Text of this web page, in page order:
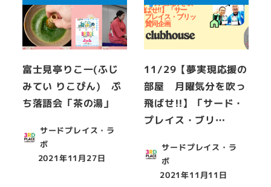
富士見亭りこ一(ふじ
みてい りこぴん) ぷ
ち落語会「茶の湯」
サードプレイス・ラ
ボ
投稿日
2021年11月27日
11/29【夢実現応援の
部屋 月曜気分を吹っ
飛ばせ!!】「サード・
プレイス・ブリ…
サードプレイス・ラ
ボ
投稿日
2021年11月11日